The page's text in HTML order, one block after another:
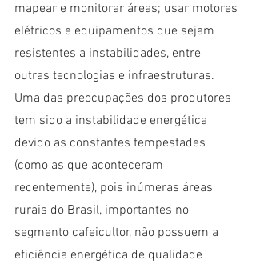
mapear e monitorar áreas; usar motores
elétricos e equipamentos que sejam
resistentes a instabilidades, entre
outras tecnologias e infraestruturas.
Uma das preocupações dos produtores
tem sido a instabilidade energética
devido as constantes tempestades
(como as que aconteceram
recentemente), pois inúmeras áreas
rurais do Brasil, importantes no
segmento cafeicultor, não possuem a
eficiência energética de qualidade